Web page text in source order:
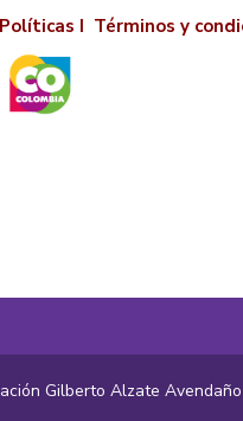
Políticas I Términos y
Gilberto Alzate Avendaño